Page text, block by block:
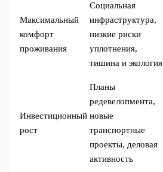
Максимальный
комфорт
проживания
Социальная
инфраструктура,
низкие риски
уплотнения,
тишина и экология
Инвестиционный
рост
Планы
редевелопмента,
новые
транспортные
проекты, деловая
активность